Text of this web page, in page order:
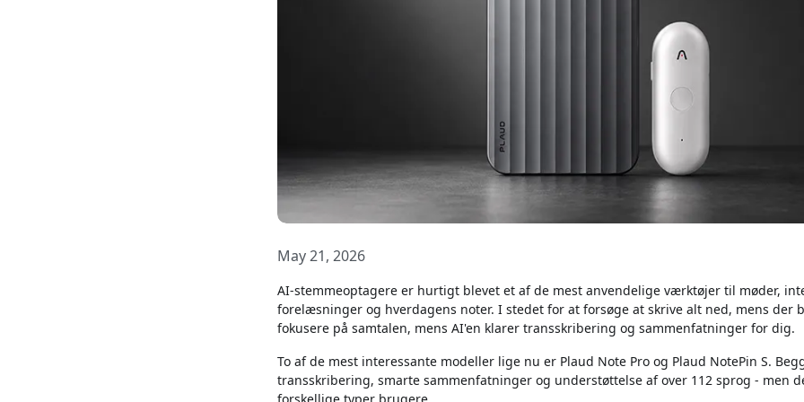
May 21, 2026
AI-stemmeoptagere er hurtigt blevet et af de mest anvendelige værktøjer til møder,
forelæsninger og hverdagens noter. I stedet for at forsøge at skrive alt ned, mens der
fokusere på samtalen, mens AI'en klarer transskribering og sammenfatninger for dig.
To af de mest interessante modeller lige nu er Plaud Note Pro og Plaud NotePin S.
transskribering, smarte sammenfatninger og understøttelse af over 112 sprog - men
forskellige typer brugere.